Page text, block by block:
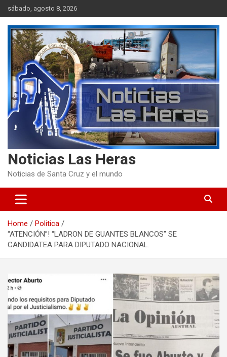
Skip
to
content
sábado, agosto 8, 2026
Noticias Las Heras
Noticias de Santa Cruz y el mundo
Home
Politica
“ATENCIÓN”! “LADRON DE GUANTES BLANCOS” SE
CANDIDATEA PARA DIPUTADO NACIONAL.